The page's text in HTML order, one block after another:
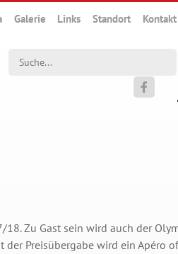
Galerie Links Standort Kontakt

Zu Gast sein wird auch der
Preisübergabe wird ein Apéro